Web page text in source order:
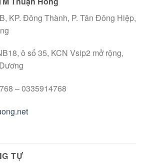
KP. Đông Thành, P. Tân Đông Hiệp,
ô số 35, KCN Vsip2 mở rộng,
– 0335914768
TỰ